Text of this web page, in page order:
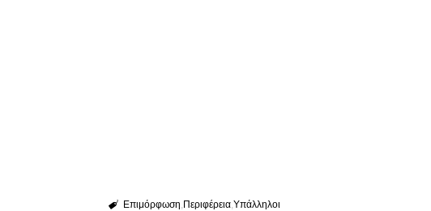
Επιμόρφωση Περιφέρεια Υπάλληλοι